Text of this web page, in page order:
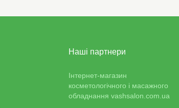
Наші партнери
Інтернет-магазин
косметологічного і масажного
обладнання vashsalon.com.ua